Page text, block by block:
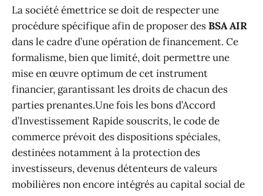
La société émettrice se doit de respecter une
procédure spécifique afin de proposer desBSA AIR
dans le cadre d’une opération de financement. Ce
formalisme, bien que limité, doit permettre une
mise en œuvre optimum de cet instrument
financier, garantissant les droits de chacun des
parties prenantes.Une fois les bons d’Accord
d’Investissement Rapide souscrits, le code de
commerce prévoit des dispositions spéciales,
destinées notamment à la protection des
investisseurs, devenus détenteurs de valeurs
mobilières non encore intégrés au capital social de